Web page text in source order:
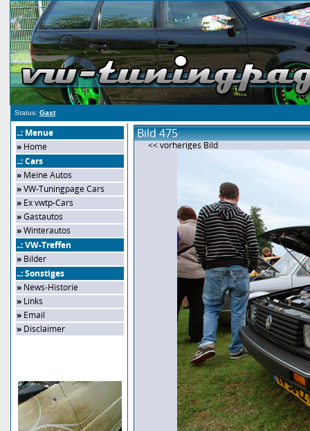
Status: Gast
..: Menue
» Home
..: Cars
» Meine Autos
»VW-Tuningpage Cars
» Ex vwtp-Cars
»Gastautos
»Winterautos
..: VW-Treffen
» Bilder
..: Sonstiges
» News-Historie
» Links
» Email
» Disclaimer
Bild 475
<< vorheriges Bild